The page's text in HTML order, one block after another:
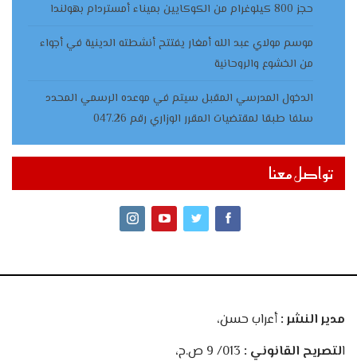
حجز 800 كيلوغرام من الكوكايين بميناء أمستردام بهولندا
موسم مولاي عبد الله أمغار يفتتح أنشطته الدينية في أجواء
من الخشوع والروحانية
الدخول المدرسي المقبل سیتم في موعده الرسمي المحدد
سلفا طبقا لمقتضیات المقرر الوزاري رقم 047.26
تواصل معنا
مدير النشر :أعراب حسن،
التصريح القانوني :